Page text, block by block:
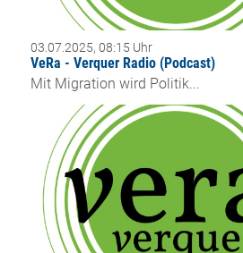
03.07.2025, 08:15 Uhr
VeRa - Verquer Radio (Podcast)
Mit Migration wird Politik...